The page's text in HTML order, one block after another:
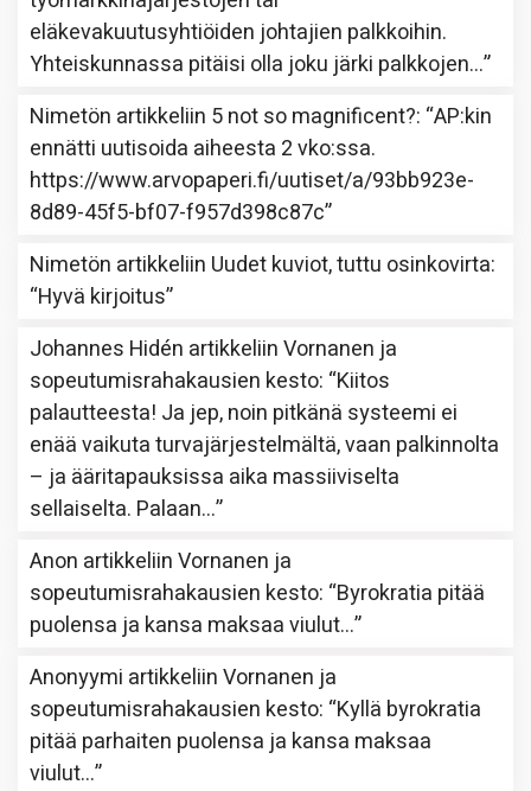
eläkevakuutusyhtiöiden johtajien palkkoihin.
Yhteiskunnassa pitäisi olla joku järki palkkojen…”
Nimetön artikkeliin 5 not so magnificent?: “AP:kin
ennätti uutisoida aiheesta 2 vko:ssa.
https://www.arvopaperi.fi/uutiset/a/93bb923e-
8d89-45f5-bf07-f957d398c87c”
Nimetön artikkeliin Uudet kuviot, tuttu osinkovirta:
“Hyvä kirjoitus”
Johannes Hidén artikkeliinVornanen ja
sopeutumisrahakausien kesto: “Kiitos
palautteesta! Ja jep, noin pitkänä systeemi ei
enää vaikuta turvajärjestelmältä, vaan palkinnolta
– ja ääritapauksissa aika massiiviselta
sellaiselta. Palaan…”
Anon artikkeliinVornanen ja
sopeutumisrahakausien kesto: “Byrokratia pitää
puolensa ja kansa maksaa viulut…”
Anonyymi artikkeliinVornanen ja
sopeutumisrahakausien kesto: “Kyllä byrokratia
pitää parhaiten puolensa ja kansa maksaa
viulut…”